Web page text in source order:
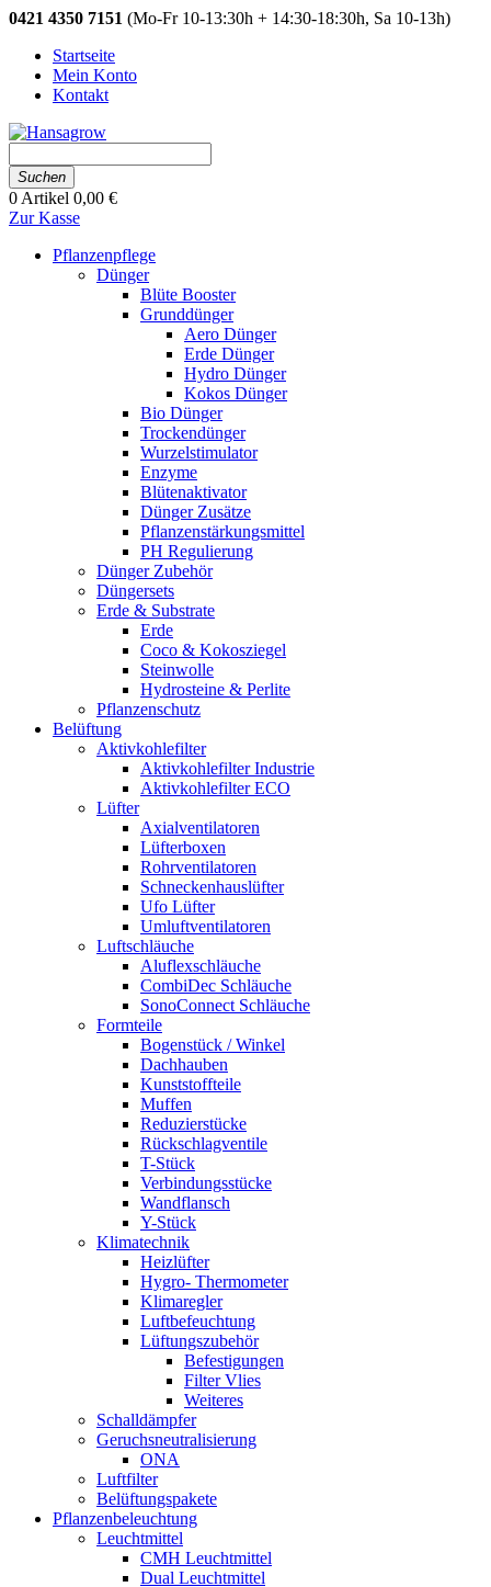
0421 4350 7151 (Mo-Fr 10-13:30h + 14:30-18:30h, Sa 10-13h)
Startseite
Mein Konto
Kontakt
Suchen
0 Artikel 0,00 €
Zur Kasse
Pflanzenpflege
Dünger
Blüte Booster
Grunddünger
Aero Dünger
Erde Dünger
Hydro Dünger
Kokos Dünger
Bio Dünger
Trockendünger
Wurzelstimulator
Enzyme
Blütenaktivator
Dünger Zusätze
Pflanzenstärkungsmittel
PH Regulierung
Dünger Zubehör
Düngersets
Erde & Substrate
Erde
Coco & Kokosziegel
Steinwolle
Hydrosteine & Perlite
Pflanzenschutz
Belüftung
Aktivkohlefilter
Aktivkohlefilter Industrie
Aktivkohlefilter ECO
Lüfter
Axialventilatoren
Lüfterboxen
Rohrventilatoren
Schneckenhauslüfter
Ufo Lüfter
Umluftventilatoren
Luftschläuche
Aluflexschläuche
CombiDec Schläuche
SonoConnect Schläuche
Formteile
Bogenstück / Winkel
Dachhauben
Kunststoffteile
Muffen
Reduzierstücke
Rückschlagventile
T-Stück
Verbindungsstücke
Wandflansch
Y-Stück
Klimatechnik
Heizlüfter
Hygro- Thermometer
Klimaregler
Luftbefeuchtung
Lüftungszubehör
Befestigungen
Filter Vlies
Weiteres
Schalldämpfer
Geruchsneutralisierung
ONA
Luftfilter
Belüftungspakete
Pflanzenbeleuchtung
Leuchtmittel
CMH Leuchtmittel
Dual Leuchtmittel